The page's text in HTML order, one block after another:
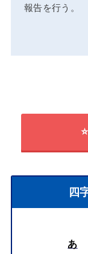
報告を行う。
四
あ